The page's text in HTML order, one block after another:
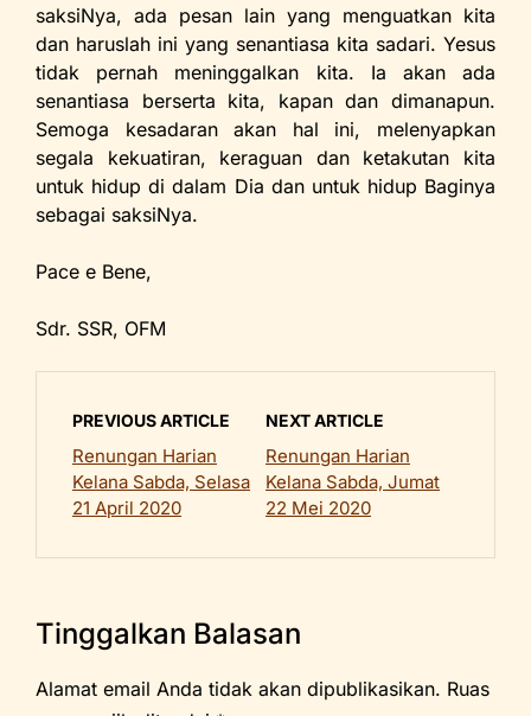
saksiNya, ada pesan lain yang menguatkan kita
dan haruslah ini yang senantiasa kita sadari. Yesus
tidak pernah meninggalkan kita. Ia akan ada
senantiasa berserta kita, kapan dan dimanapun.
Semoga kesadaran akan hal ini, melenyapkan
segala kekuatiran, keraguan dan ketakutan kita
untuk hidup di dalam Dia dan untuk hidup Baginya
sebagai saksiNya.
Pace e Bene,
Sdr. SSR, OFM
PREVIOUS ARTICLE
Renungan Harian
Kelana Sabda, Selasa
21 April 2020
NEXT ARTICLE
Renungan Harian
Kelana Sabda, Jumat
22 Mei 2020
Tinggalkan Balasan
Alamat email Anda tidak akan dipublikasikan. Ruas